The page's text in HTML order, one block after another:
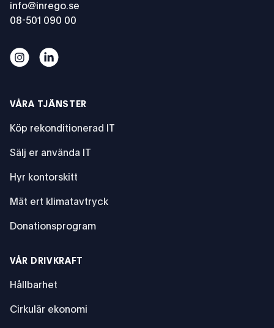
info@inrego.se
08-501 090 00
Cecilia Tall: ”Fokusera på behov och användning i stället
Cecilia Tall: ”Fokusera på behov och användning i
VÅRA TJÄNSTER
Köp rekonditionerad IT
Sälj er använda IT
Hyr kontorskitt
Mät ert klimatavtryck
Donationsprogram
VÅR DRIVKRAFT
Hållbarhet
Cirkulär ekonomi